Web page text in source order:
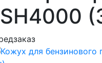
SH4000